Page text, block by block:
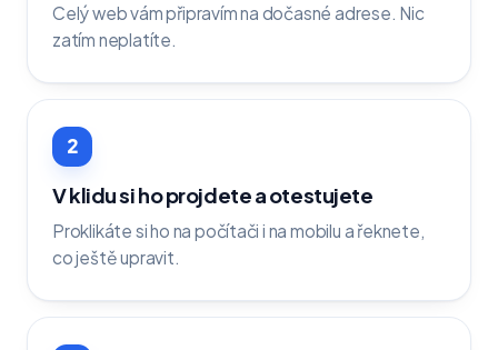
Celý web vám připravím na dočasné adrese. Nic
zatím neplatíte.
2
V klidu si ho projdete a otestujete
Proklikáte si ho na počítači i na mobilu a řeknete,
co ještě upravit.